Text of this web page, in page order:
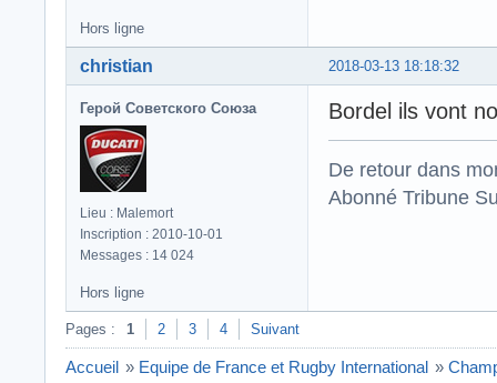
Hors ligne
2018-03-13 18:18:32
christian
Герой Советского Союза
Lieu : Malemort
Inscription : 2010-10-01
Messages : 14 024
Bordel ils vont
De retour dans
Abonné Tribune
Hors ligne
Pages : 1 2 3 4 Suivant
Accueil » Equipe de France et Rugby International »